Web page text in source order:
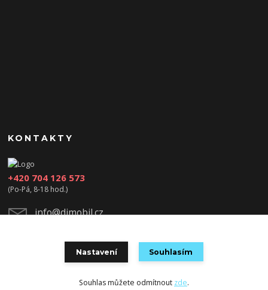
KONTAKTY
+420 704 126 573
(Po-Pá, 8-18 hod.)
info@djmobil.cz
Vytvořeno na Eshop-rychle.cz
Nastavení Souhlasím
Souhlas můžete odmítnout zde.